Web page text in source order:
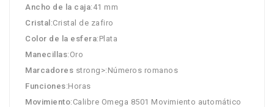
Ancho de la caja:41 mm
Cristal :Cristal de zafiro
Color de la esfera:Plata
Manecillas:Oro
Marcadores strong>:Números romanos
Funciones:Horas
Movimiento:Calibre Omega 8501 Movimiento automático